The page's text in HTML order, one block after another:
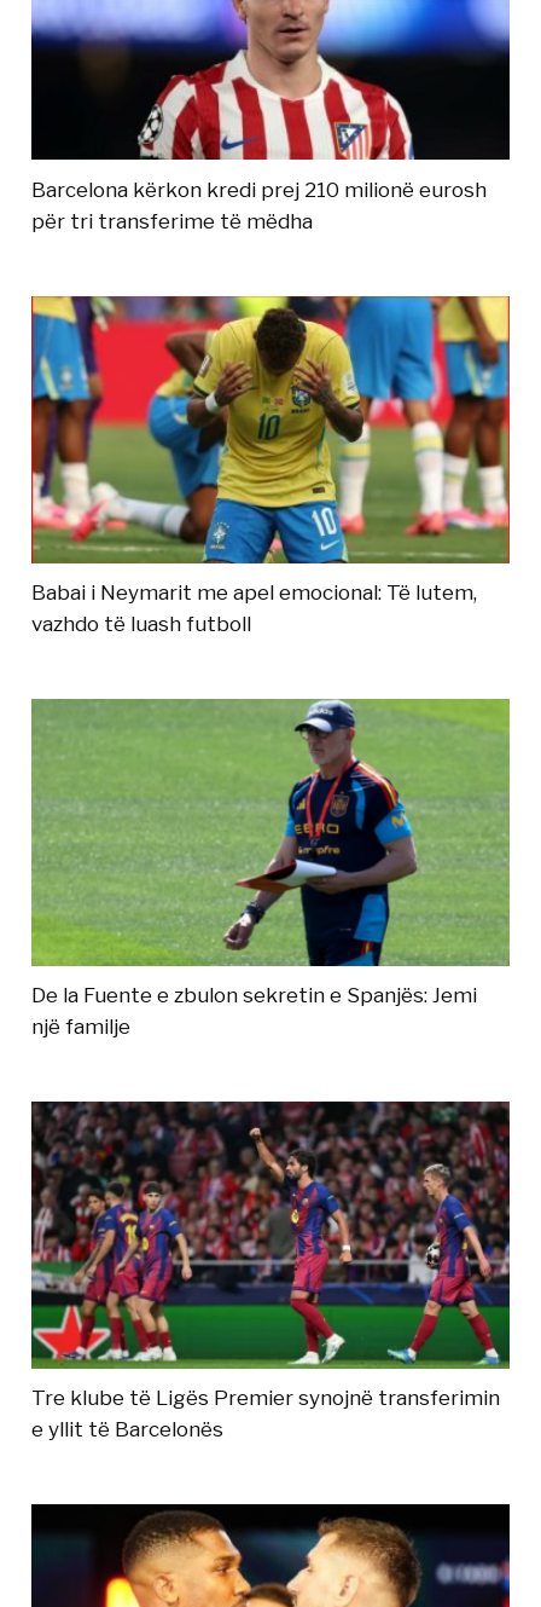
Barcelona kërkon kredi prej 210 milionë eurosh
për tri transferime të mëdha
Babai i Neymarit me apel emocional: Të lutem,
vazhdo të luash futboll
De la Fuente e zbulon sekretin e Spanjës: Jemi
një familje
Tre klube të Ligës Premier synojnë transferimin
e yllit të Barcelonës